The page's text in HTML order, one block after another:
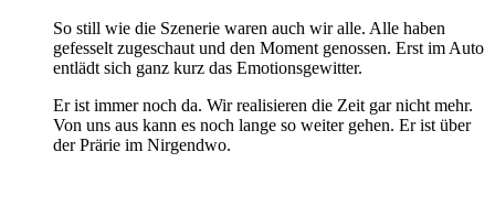
So still wie die Szenerie waren auch wir alle. Alle haben
gefesselt zugeschaut und den Moment genossen. Erst im Auto
entlädt sich ganz kurz das Emotionsgewitter.
Er ist immer noch da. Wir realisieren die Zeit gar nicht mehr.
Von uns aus kann es noch lange so weiter gehen. Er ist über
der Prärie im Nirgendwo.